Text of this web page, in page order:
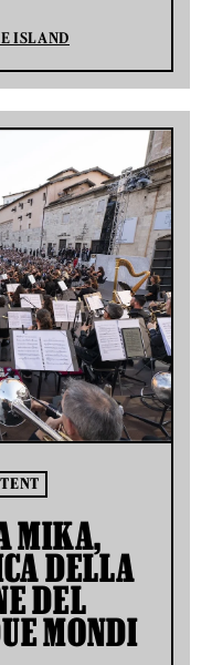
ISLAND
MIKA,
DELLA
DEL
MONDI